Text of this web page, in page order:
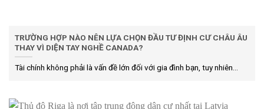
TRƯỜNG HỢP NÀO NÊN LỰA CHỌN ĐẦU TƯ ĐỊNH CƯ CHÂU ÂU
THAY VÌ DIỆN TAY NGHỀ CANADA?
Tài chính không phải là vấn đề lớn đối với gia đình bạn, tuy nhiên...